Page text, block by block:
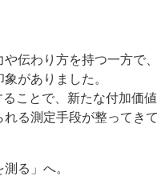
伝わり方を持つ一方で、
がありました。
ことで、新たな付加価値
る測定手段が整ってきて
る」へ。